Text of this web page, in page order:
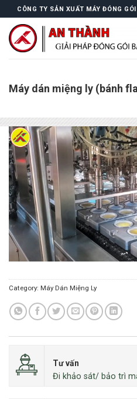
to
content
CÔNG TY SẢN XUẤT MÁY ĐÓNG
Máy dán miệng ly (bánh
Category: Máy Dán Miệng Ly
Tư vấn
Đi khảo sát/ bảo trì